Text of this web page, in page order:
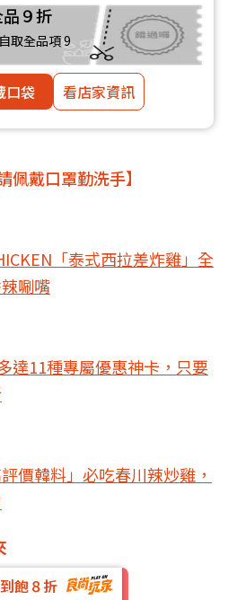
９折
取全品項 9
口袋 看店家資訊
佩戴口罩勤洗手】
「泰式西拉差炸雞」全
唰嘴
達11種專屬優惠神卡，只要
價韓料」必吃春川辣炒雞，
飽８折